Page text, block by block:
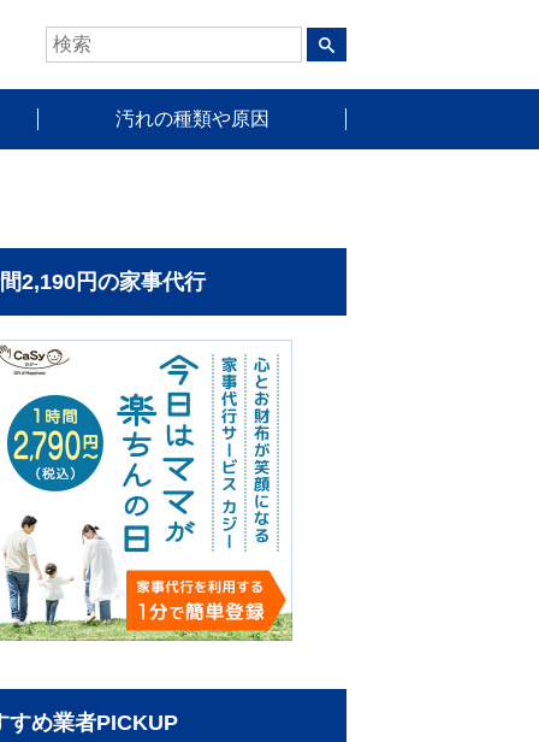
汚れの種類や原因
2,190円の家事代行
すめ業者PICKUP